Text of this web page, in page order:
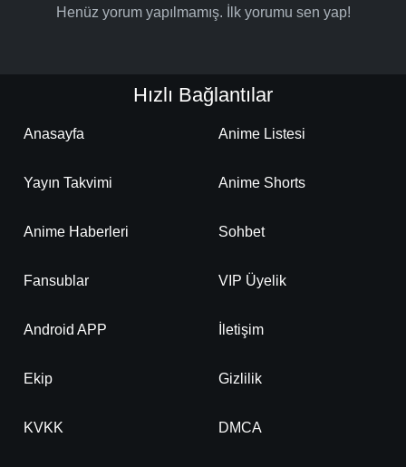
Henüz yorum yapılmamış. İlk yorumu sen yap!
Hızlı Bağlantılar
Anasayfa Anime Listesi
Yayın Takvimi Anime Shorts
Anime Haberleri Sohbet
Fansublar VIP Üyelik
Android APP İletişim
Ekip Gizlilik
KVKK DMCA